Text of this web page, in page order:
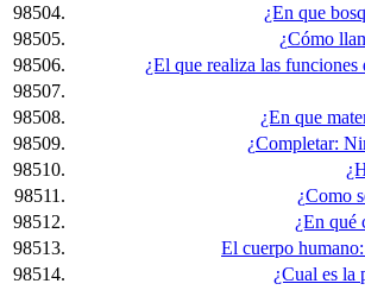
98504.
¿En que
98505.
¿Cómo
98506.
¿El que realiza las
98507.
98508.
¿En que
98509.
¿Completar:
98510.
98511.
¿Como
98512.
¿En qué
98513.
El cuerpo
98514.
¿Cual es la